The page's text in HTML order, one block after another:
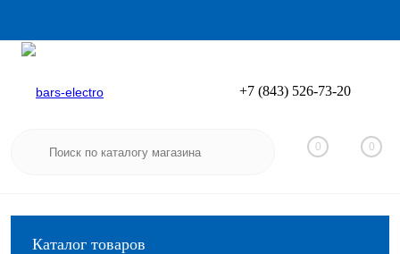
Вход
+7 (843) 526-73-20
0 0
Каталог товаров